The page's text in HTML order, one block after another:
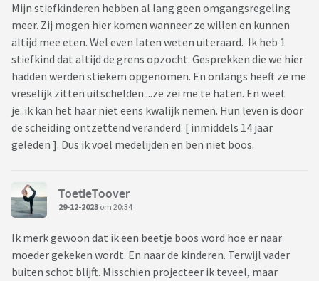
Mijn stiefkinderen hebben al lang geen omgangsregeling
meer. Zij mogen hier komen wanneer ze willen en kunnen
altijd mee eten. Wel even laten weten uiteraard. Ik heb 1
stiefkind dat altijd de grens opzocht. Gesprekken die we hier
hadden werden stiekem opgenomen. En onlangs heeft ze me
vreselijk zitten uitschelden....ze zei me te haten. En weet
je..ik kan het haar niet eens kwalijk nemen. Hun leven is door
de scheiding ontzettend veranderd. [ inmiddels 14 jaar
geleden ]. Dus ik voel medelijden en ben niet boos.
ToetieToover
29-12-2023 om 20:34
Ik merk gewoon dat ik een beetje boos word hoe er naar
moeder gekeken wordt. En naar de kinderen. Terwijl vader
buiten schot blijft. Misschien projecteer ik teveel, maar